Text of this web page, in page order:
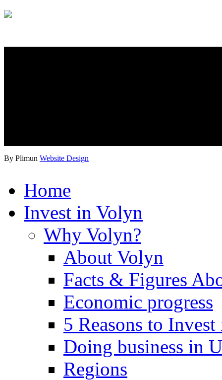
By Plimun Website Design
Home
Invest in Volyn
Why Volyn?
About Volyn
Facts & Figures
Economic progress
5 Reasons to
Doing business in
Regions